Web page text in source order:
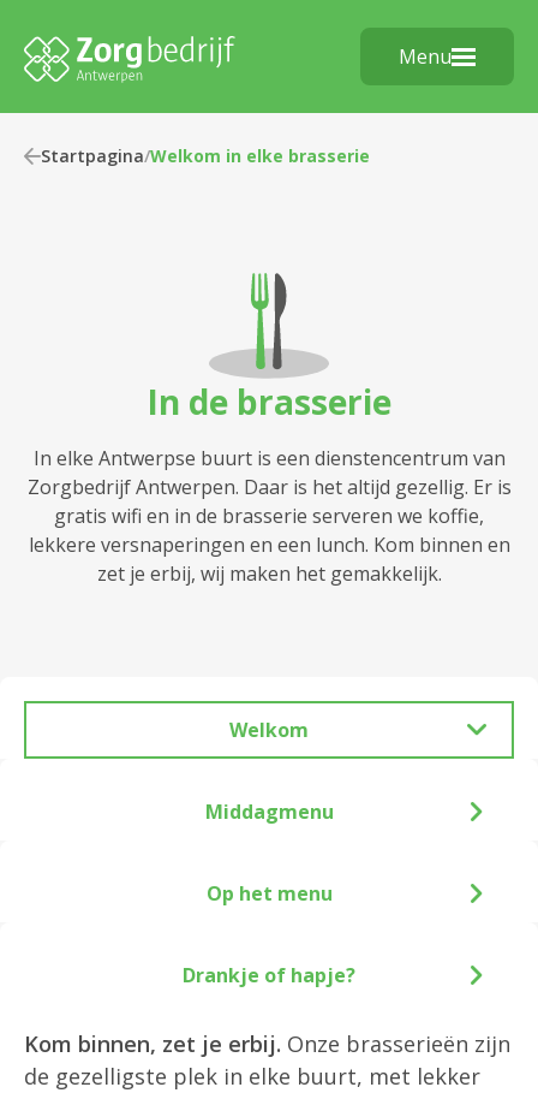
Menu
Startpagina/Welkom in elke brasserie
In de brasserie
In elke Antwerpse buurt is een dienstencentrum van
Zorgbedrijf Antwerpen. Daar is het altijd gezellig. Er is
gratis wifi en in de brasserie serveren we koffie,
lekkere versnaperingen en een lunch. Kom binnen en
zet je erbij, wij maken het gemakkelijk.
Welkom
Kom binnen, zet je erbij. Onze brasserieën zijn
de gezelligste plek in elke buurt, met lekker
Middagmenu
Op het menu
Drankje of hapje?